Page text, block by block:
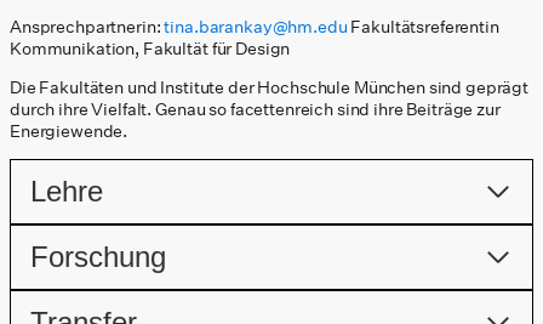
Ansprechpartnerin:tina.barankay@hm.edu Fakultätsreferentin
Kommunikation, Fakultät für Design
Die Fakultäten und Institute der Hochschule München sind geprägt
durch ihre Vielfalt. Genau so facettenreich sind ihre Beiträge zur
Energiewende.
Lehre
Forschung